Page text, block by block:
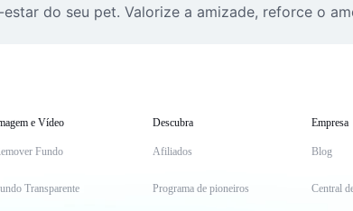
do seu pet. Valorize a amizade, reforce o
e Vídeo
Fundo
Transparente
Descubra
Afiliados
Programa de pioneiros
Empresa
Blog
Central